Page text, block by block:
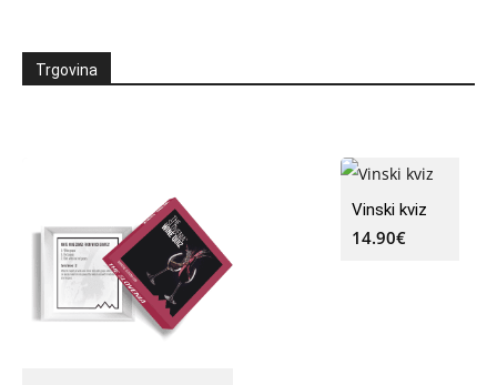
Trgovina
Vinski kviz
14.90€